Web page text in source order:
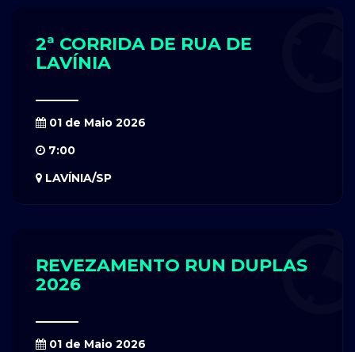
2ª CORRIDA DE RUA DE
LAVÍNIA
01 de Maio 2026
7:00
LAVÍNIA/SP
REVEZAMENTO RUN DUPLAS
2026
01 de Maio 2026